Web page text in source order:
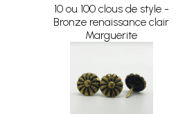
10 ou 100 clous de style -
Bronze renaissance clair
Marguerite